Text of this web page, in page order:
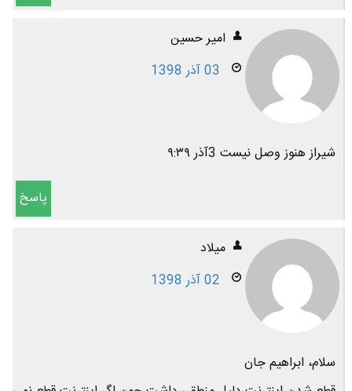
امیر حسین
03 آذر 1398
شیراز هنوز وصل نیست 3آذر ۹:۳۹
پاسخ
میلاد
02 آذر 1398
سلام، ابراهیم جان